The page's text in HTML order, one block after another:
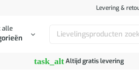
Levering &
alle
Zoeken
task_altAltijd gratis levering